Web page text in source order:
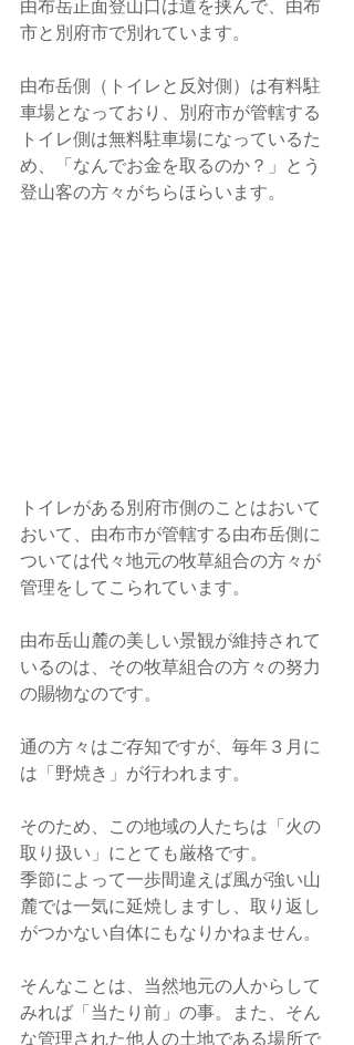
由布岳正面登山口は道を挟んで、由布
市と別府市で別れています。
由布岳側（トイレと反対側）は有料駐
車場となっており、別府市が管轄する
トイレ側は無料駐車場になっているた
め、「なんでお金を取るのか？」とう
登山客の方々がちらほらいます。
トイレがある別府市側のことはおいて
おいて、由布市が管轄する由布岳側に
ついては代々地元の牧草組合の方々が
管理をしてこられています。
由布岳山麓の美しい景観が維持されて
いるのは、その牧草組合の方々の努力
の賜物なのです。
通の方々はご存知ですが、毎年３月に
は「野焼き」が行われます。
そのため、この地域の人たちは「火の
取り扱い」にとても厳格です。
季節によって一歩間違えば風が強い山
麓では一気に延焼しますし、取り返し
がつかない自体にもなりかねません。
そんなことは、当然地元の人からして
みれば「当たり前」の事。また、そん
な管理された他人の土地である場所で